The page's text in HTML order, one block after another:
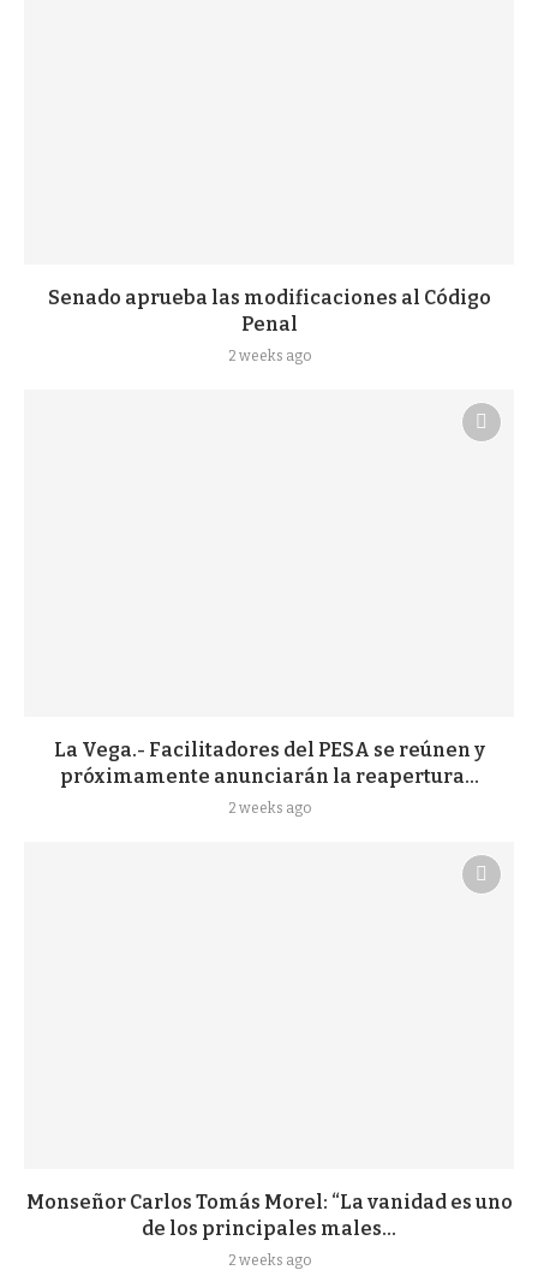
Senado aprueba las modificaciones al Código
Penal
2 weeks ago
La Vega.- Facilitadores del PESA se reúnen y
próximamente anunciarán la reapertura...
2 weeks ago
Monseñor Carlos Tomás Morel: “La vanidad es uno
de los principales males...
2 weeks ago